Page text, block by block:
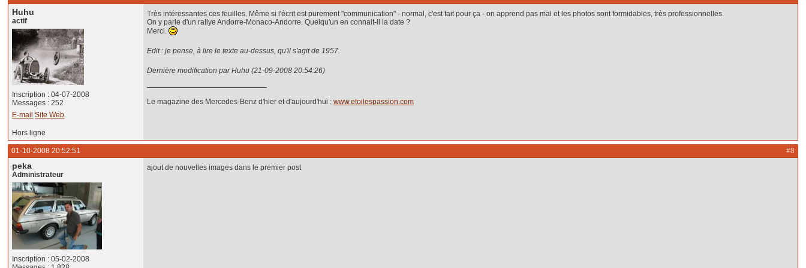
Huhu
actif
Inscription : 04-07-2008
Messages : 252
E-mail Site Web
Très intéressantes ces feuilles. Même si l'écrit est purement "communication" - normal, c'est fait pour ça - on apprend pas mal et les photos sont formidables, très professionnelles.
On y parle d'un rallye Andorre-Monaco-Andorre. Quelqu'un en connait-il la date ?
Merci.
Edit : je pense, à lire le texte au-dessus, qu'il s'agit de 1957.
Dernière modification par Huhu (21-09-2008 20:54:26)
Le magazine des Mercedes-Benz d'hier et d'aujourd'hui :www.etoilespassion.com
Hors ligne
#8
01-10-2008 20:52:51
peka
Administrateur
Inscription : 05-02-2008
ajout de nouvelles images dans le premier post